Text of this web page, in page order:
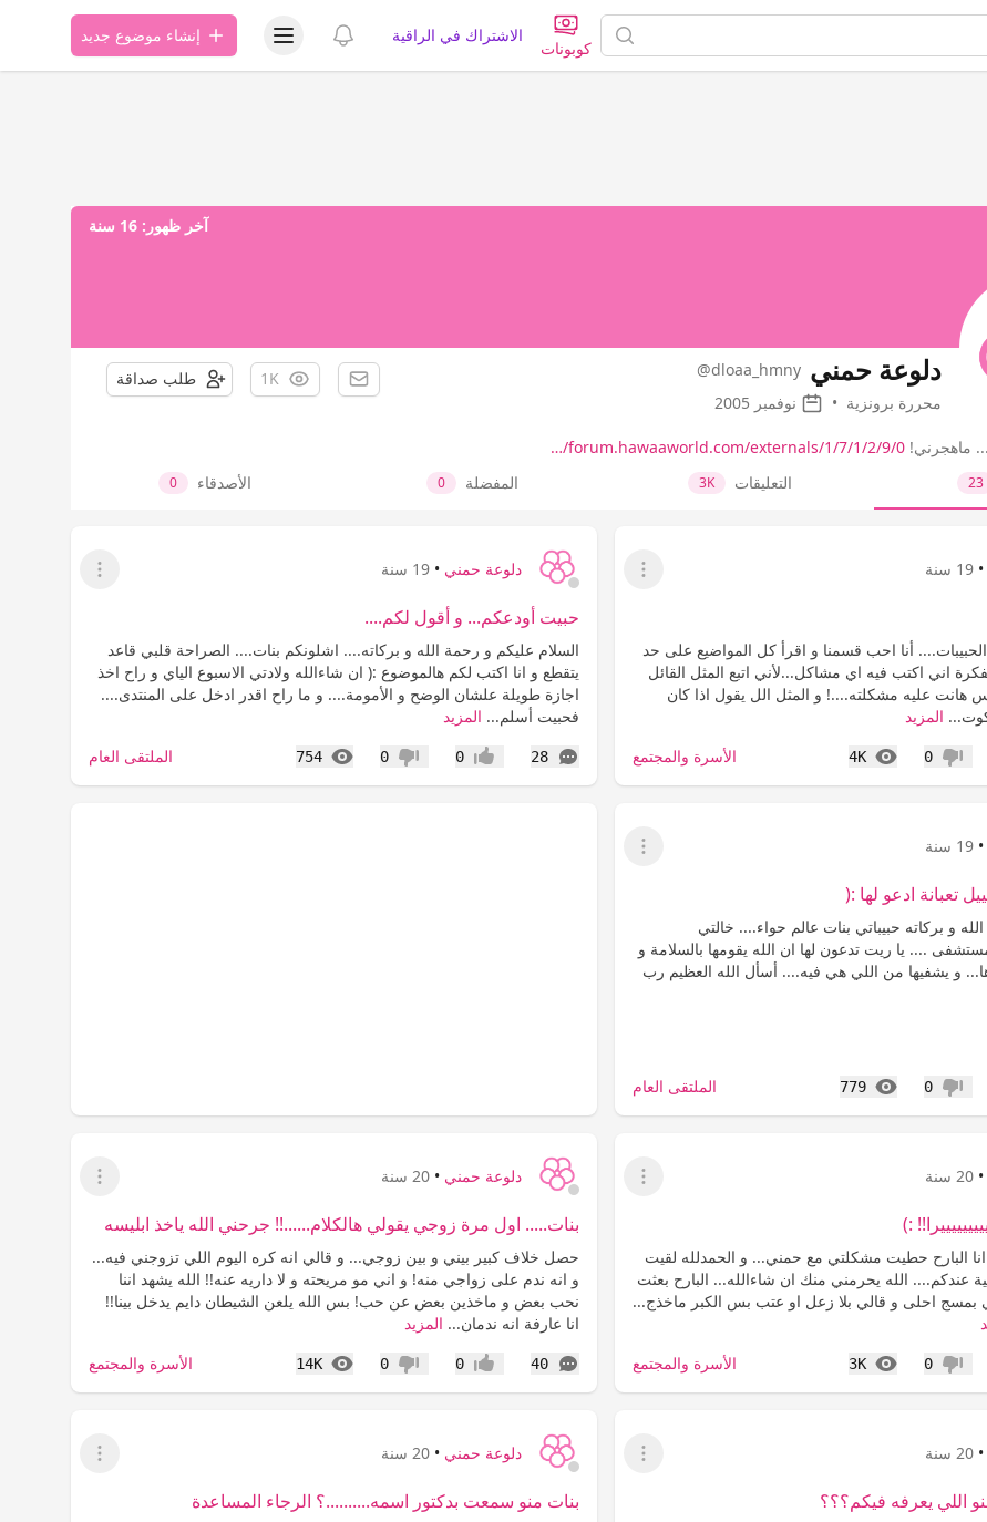
كوبونات
الاشتراك في الراقية عرض الإشعاراتعرض قائمة المستخدمإنشاء موضوع جديد
آخر ظهور: 16 سنة
دلوعة حمني @dloaa_hmny
محررة برونزية • نوفمبر 2005
1K طلب صداقة
... ماهجرني! forum.hawaaworld.com/externals/1/7/1/2/9/0/…
23 التعليقات 3K المفضلة 0 الأصدقاء 0
• 19 سنة
عرض القائمة
أنا احب قسمنا و اقرأ كل المواضيع على حد
اني اكتب فيه اي مشاكل...لأني اتبع المثل القائل
عليه مشكلته....! و المثل الل يقول اذا كان
المزيد
عدم إعجاب
0
4K
المشاهدات الأسرة والمجتمع
دلوعة حمني • 19 سنة
عرض القائمة
حبيت أودعكم... و أقول لكم....
السلام عليكم و رحمة الله و بركاته.... اشلونكم بنات.... الصراحة قلبي قاعد
يتقطع و انا اكتب لكم هالموضوع :( ان شاءالله ولادتي الاسبوع الياي و راح اخذ
اجازة طويلة علشان الوضح و الأمومة.... و ما راح اقدر ادخل على المنتدى....
فحبيت أسلم... المزيد
28
التعليقات إعجاب0 عدم إعجاب
0
754
المشاهدات الملتقى العام
• 19 سنة
عرض القائمة
تعبانة ادعو لها :(
و بركاته حبيباتي بنات عالم حواء.... خالتي
.... يا ريت تدعون لها ان الله يقومها بالسلامة و
و يشفيها من اللي هي فيه.... أسأل الله العظيم رب
عدم إعجاب
0
779
المشاهدات الملتقى العام
• 20 سنة
عرض القائمة
:)
انا البارح حطيت مشكلتي مع حمني... و الحمدلله لقيت
عندكم.... الله يحرمني منك ان شاءالله... البارح بعثت
احلى و قالي بلا زعل او عتب بس الكبر ماخذج...
عدم إعجاب
0
3K
المشاهدات الأسرة والمجتمع
دلوعة حمني • 20 سنة
عرض القائمة
بنات..... اول مرة زوجي يقولي هالكلام......!! جرحني الله ياخذ ابليسه
حصل خلاف كبير بيني و بين زوجي... و قالي انه كره اليوم اللي تزوجني فيه...
و انه ندم على زواجي منه! و اني مو مريحته و لا داريه عنه!! الله يشهد اننا
نحب بعض و ماخذين بعض عن حب! بس الله يلعن الشيطان دايم يدخل بينا!!
انا عارفة انه ندمان... المزيد
40
التعليقات إعجاب0 عدم إعجاب
0
14K
المشاهدات الأسرة والمجتمع
• 20 سنة
عرض القائمة
اللي يعرفه فيكم؟؟؟
دلوعة حمني • 20 سنة
عرض القائمة
بنات منو سمعت بدكتور اسمه..........؟ الرجاء المساعدة